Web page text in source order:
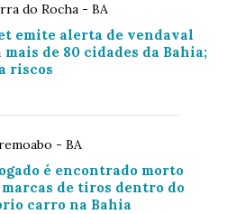
do Rocha - BA
emite alerta de vendaval
mais de 80 cidades da Bahia;
riscos
- BA
é encontrado morto
marcas de tiros dentro do
carro na Bahia